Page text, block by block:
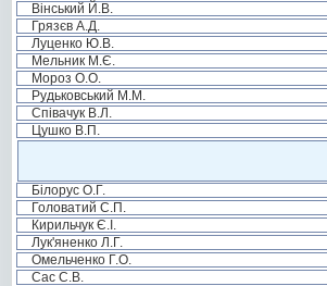
Вінський Й.В.
Грязєв А.Д.
Луценко Ю.В.
Мельник М.Є.
Мороз О.О.
Рудьковський М.М.
Співачук В.Л.
Цушко В.П.
Білорус О.Г.
Головатий С.П.
Кирильчук Є.І.
Лук'яненко Л.Г.
Омельченко Г.О.
Сас С.В.